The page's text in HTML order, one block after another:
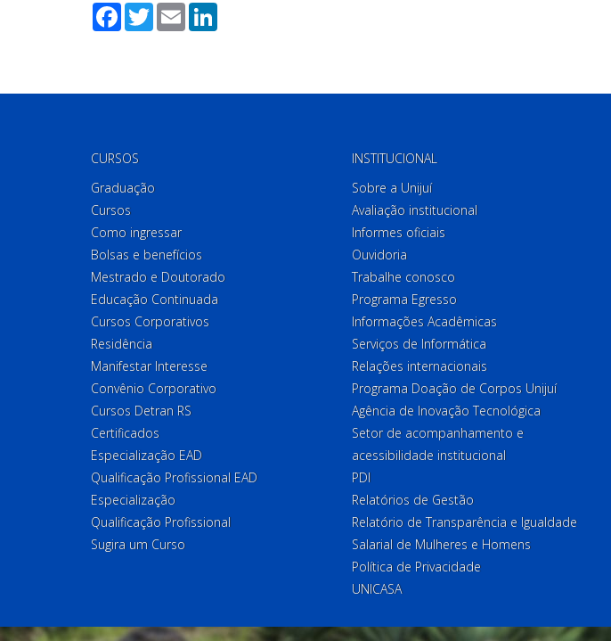
Facebook
TwitterEmail
CURSOS
Graduação
Cursos
Como ingressar
Bolsas e benefícios
Mestrado e Doutorado
Educação Continuada
Cursos Corporativos
Residência
Manifestar Interesse
Convênio Corporativo
Cursos Detran RS
Certificados
Especialização EAD
Qualificação Profissional EAD
Especialização
Qualificação Profissional
Sugira um Curso
INSTITUCIONAL
Sobre a Unijuí
Avaliação institucional
Informes oficiais
Ouvidoria
Trabalhe conosco
Programa Egresso
Informações Acadêmicas
Serviços de Informática
Relações internacionais
Programa Doação de Corpos Unijuí
Agência de Inovação Tecnológica
Setor de acompanhamento e
acessibilidade institucional
PDI
Relatórios de Gestão
Relatório de Transparência e Igualdade
Salarial de Mulheres e Homens
Política de Privacidade
UNICASA